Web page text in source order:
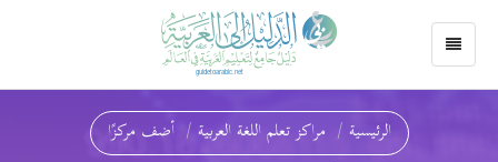
الرئيسية مراكز تعلم اللغة العربية أضف مركزًا